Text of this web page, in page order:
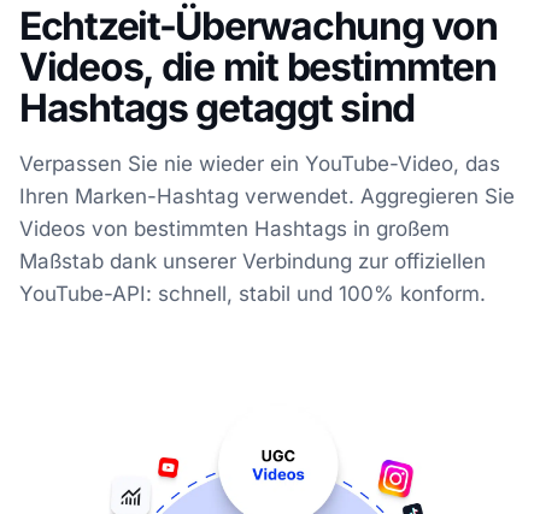
Echtzeit-Überwachung von
Videos, die mit bestimmten
Hashtags getaggt sind
Verpassen Sie nie wieder ein YouTube-Video, das
Ihren Marken-Hashtag verwendet. Aggregieren Sie
Videos von bestimmten Hashtags in großem
Maßstab dank unserer Verbindung zur offiziellen
YouTube-API: schnell, stabil und 100% konform.